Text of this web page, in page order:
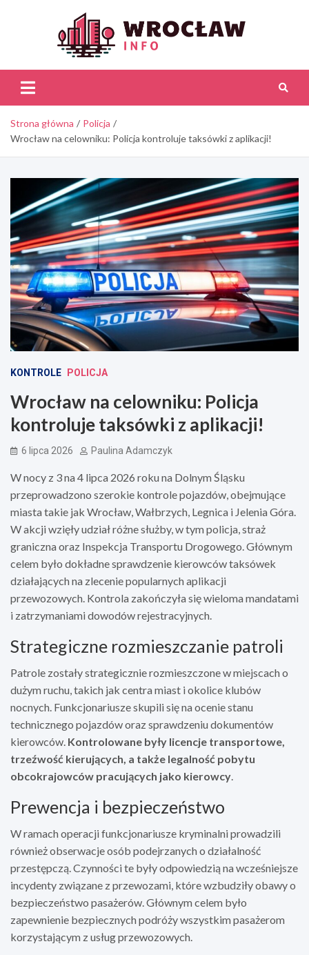
Strona główna
Policja
Wrocław na celowniku: Policja kontroluje taksówki z aplikacji!
KONTROLE POLICJA
Wrocław na celowniku: Policja
kontroluje taksówki z aplikacji!
6 lipca 2026 Paulina Adamczyk
W nocy z 3 na 4 lipca 2026 roku na Dolnym Śląsku
przeprowadzono szerokie kontrole pojazdów, obejmujące
miasta takie jak Wrocław, Wałbrzych, Legnica i Jelenia Góra.
W akcji wzięły udział różne służby, w tym policja, straż
graniczna oraz Inspekcja Transportu Drogowego. Głównym
celem było dokładne sprawdzenie kierowców taksówek
działających na zlecenie popularnych aplikacji
przewozowych. Kontrola zakończyła się wieloma mandatami
i zatrzymaniami dowodów rejestracyjnych.
Strategiczne rozmieszczanie patroli
Patrole zostały strategicznie rozmieszczone w miejscach o
dużym ruchu, takich jak centra miast i okolice klubów
nocnych. Funkcjonariusze skupili się na ocenie stanu
technicznego pojazdów oraz sprawdzeniu dokumentów
kierowców. Kontrolowane były licencje transportowe,
trzeźwość kierujących, a także legalność pobytu
obcokrajowców pracujących jako kierowcy.
Prewencja i bezpieczeństwo
W ramach operacji funkcjonariusze kryminalni prowadzili
również obserwacje osób podejrzanych o działalność
przestępczą. Czynności te były odpowiedzią na wcześniejsze
incydenty związane z przewozami, które wzbudziły obawy o
bezpieczeństwo pasażerów. Głównym celem było
zapewnienie bezpiecznych podróży wszystkim pasażerom
korzystającym z usług przewozowych.